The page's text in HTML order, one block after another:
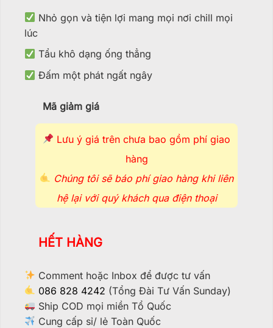
Nhỏ gọn và tiện lợi mang mọi nơi chill mọi
lúc
Tẩu khô dạng ống thẳng
Đấm một phát ngất ngây
Mã giảm giá
Lưu ý giá trên chưa bao gồm phí giao
hàng
Chúng tôi sẽ báo phí giao hàng khi liên
hệ lại với quý khách qua điện thoại
HẾT HÀNG
Comment hoặc Inbox để được tư vấn
086 828 4242 (Tổng Đài Tư Vấn Sunday)
Ship COD mọi miền Tổ Quốc
Cung cấp sỉ/ lẻ Toàn Quốc